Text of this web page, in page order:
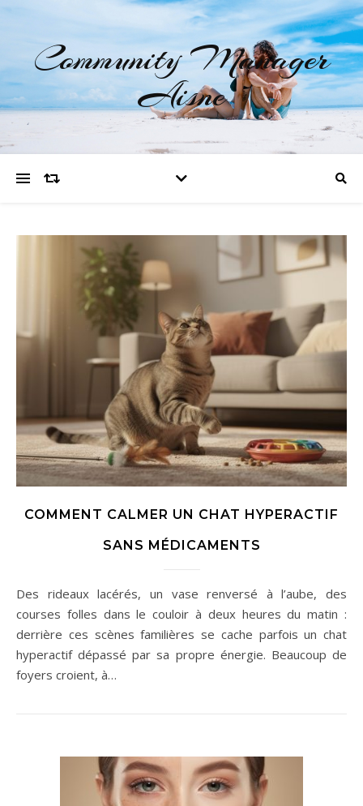
Community Manager
Aisne
COMMENT CALMER UN CHAT HYPERACTIF
SANS MÉDICAMENTS
Des rideaux lacérés, un vase renversé à l’aube, des
courses folles dans le couloir à deux heures du matin :
derrière ces scènes familières se cache parfois un chat
hyperactif dépassé par sa propre énergie. Beaucoup de
foyers croient, à…